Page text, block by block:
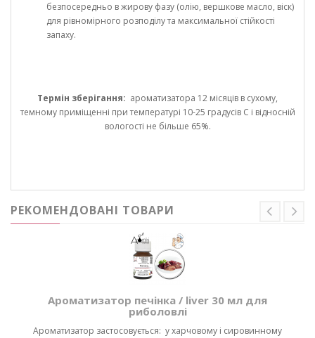
безпосередньо в жирову фазу (олію, вершкове масло, віск)
для рівномірного розподілу та максимальної стійкості
запаху.
Термін зберігання: ароматизатора 12 місяців в сухому,
темному приміщенні при температурі 10-25 градусів С і відносній
вологості не більше 65%.
РЕКОМЕНДОВАНІ ТОВАРИ
Ароматизатор печінка / liver 30 мл для
риболовлі
Ароматизатор застосовується: у харчовому і сировинному